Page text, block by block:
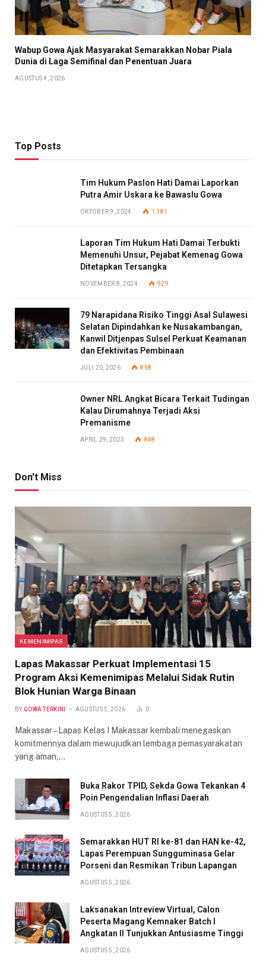
Wabup Gowa Ajak Masyarakat Semarakkan Nobar Piala
Dunia di Laga Semifinal dan Penentuan Juara
AGUSTUS 4, 2026
Top Posts
Tim Hukum Paslon Hati Damai Laporkan
Putra Amir Uskara ke Bawaslu Gowa
OKTOBER 9, 2024 1,181
Laporan Tim Hukum Hati Damai Terbukti
Memenuhi Unsur, Pejabat Kemenag Gowa
Ditetapkan Tersangka
NOVEMBER 8, 2024 929
79 Narapidana Risiko Tinggi Asal Sulawesi
Selatan Dipindahkan ke Nusakambangan,
Kanwil Ditjenpas Sulsel Perkuat Keamanan
dan Efektivitas Pembinaan
JULI 20, 2026 858
Owner NRL Angkat Bicara Terkait Tudingan
Kalau Dirumahnya Terjadi Aksi
Premanisme
APRIL 29, 2023 848
Don't Miss
KEMENIMIPAS
Lapas Makassar Perkuat Implementasi 15
Program Aksi Kemenimipas Melalui Sidak Rutin
Blok Hunian Warga Binaan
BY GOWA TERKINI AGUSTUS 5, 2026 0
Makassar – Lapas Kelas I Makassar kembali menegaskan
komitmennya dalam mewujudkan lembaga pemasyarakatan
yang aman,…
Buka Rakor TPID, Sekda Gowa Tekankan 4
Poin Pengendalian Inflasi Daerah
AGUSTUS 5, 2026
Semarakkan HUT RI ke-81 dan HAN ke-42,
Lapas Perempuan Sungguminasa Gelar
Porseni dan Resmikan Tribun Lapangan
AGUSTUS 5, 2026
Laksanakan Intreview Virtual, Calon
Peserta Magang Kemnaker Batch I
Angkatan II Tunjukkan Antusiasme Tinggi
AGUSTUS 5, 2026